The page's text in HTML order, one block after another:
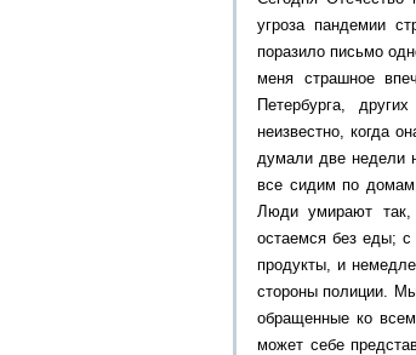
угроза пандемии
поразило письмо
меня страшное
Петербурга,
неизвестно, когда
думали две недели
все сидим по
Люди умирают так,
остаемся без еды;
продукты, и
стороны полиции.
обращенные ко
может себе